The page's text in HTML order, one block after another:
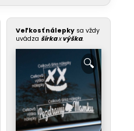
Veľkosť nálepky sa vždy
uvádza šírkaxvýška.